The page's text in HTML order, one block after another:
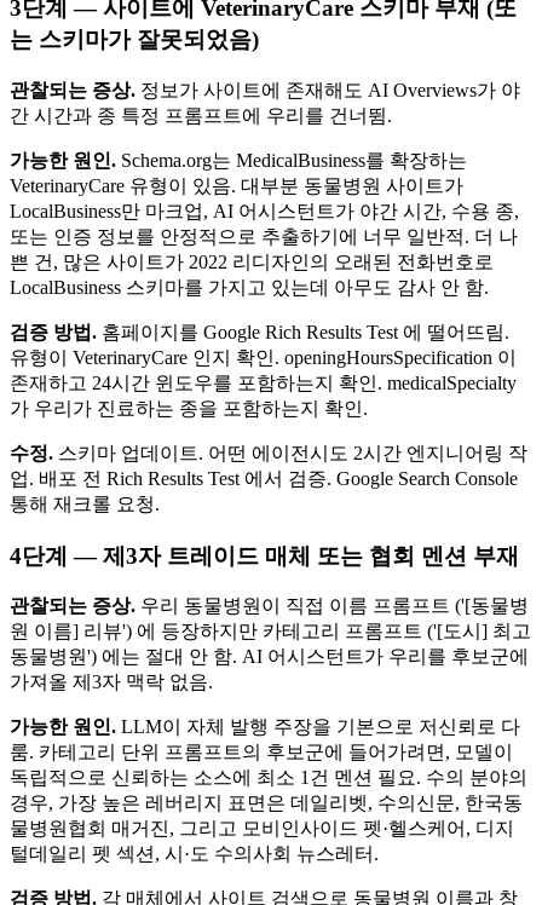
3단계 — 사이트에 VeterinaryCare 스키마 부재 (또
는 스키마가 잘못되었음)
관찰되는 증상. 정보가 사이트에 존재해도 AI Overviews가 야
간 시간과 종 특정 프롬프트에 우리를 건너뜀.
가능한 원인. Schema.org는 MedicalBusiness를 확장하는
VeterinaryCare 유형이 있음. 대부분 동물병원 사이트가
LocalBusiness만 마크업, AI 어시스턴트가 야간 시간, 수용 종,
또는 인증 정보를 안정적으로 추출하기에 너무 일반적. 더 나
쁜 건, 많은 사이트가 2022 리디자인의 오래된 전화번호로
LocalBusiness 스키마를 가지고 있는데 아무도 감사 안 함.
검증 방법. 홈페이지를 Google Rich Results Test 에 떨어뜨림.
유형이 VeterinaryCare 인지 확인. openingHoursSpecification 이
존재하고 24시간 윈도우를 포함하는지 확인. medicalSpecialty
가 우리가 진료하는 종을 포함하는지 확인.
수정. 스키마 업데이트. 어떤 에이전시도 2시간 엔지니어링 작
업. 배포 전 Rich Results Test 에서 검증. Google Search Console
통해 재크롤 요청.
4단계 — 제3자 트레이드 매체 또는 협회 멘션 부재
관찰되는 증상. 우리 동물병원이 직접 이름 프롬프트 ('[동물병
원 이름] 리뷰') 에 등장하지만 카테고리 프롬프트 ('[도시] 최고
동물병원') 에는 절대 안 함. AI 어시스턴트가 우리를 후보군에
가져올 제3자 맥락 없음.
가능한 원인. LLM이 자체 발행 주장을 기본으로 저신뢰로 다
룸. 카테고리 단위 프롬프트의 후보군에 들어가려면, 모델이
독립적으로 신뢰하는 소스에 최소 1건 멘션 필요. 수의 분야의
경우, 가장 높은 레버리지 표면은 데일리벳, 수의신문, 한국동
물병원협회 매거진, 그리고 모비인사이드 펫·헬스케어, 디지
털데일리 펫 섹션, 시·도 수의사회 뉴스레터.
검증 방법. 각 매체에서 사이트 검색으로 동물병원 이름과 창